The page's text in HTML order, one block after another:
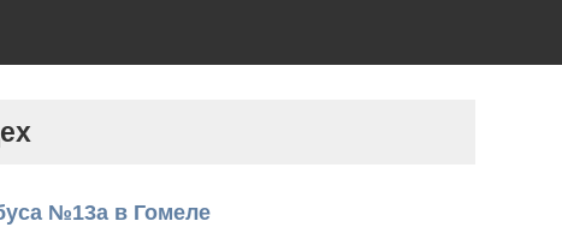
№13а в Гомеле